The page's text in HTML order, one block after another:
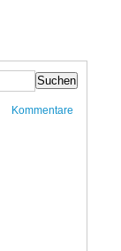
Kommentare